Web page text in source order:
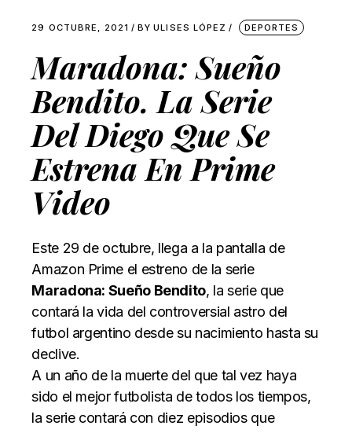
29 OCTUBRE, 2021 BY ULISES LÓPEZ DEPORTES
Maradona: Sueño
Bendito. La Serie
Del Diego Que Se
Estrena En Prime
Video
Este 29 de octubre, llega a la pantalla de
Amazon Prime el estreno de la serie
Maradona: Sueño Bendito, la serie que
contará la vida del controversial astro del
futbol argentino desde su nacimiento hasta su
declive.
A un año de la muerte del que tal vez haya
sido el mejor futbolista de todos los tiempos,
la serie contará con diez episodios que